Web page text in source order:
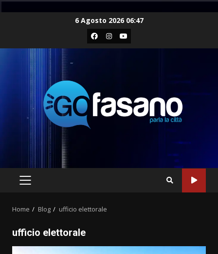
6 Agosto 2026 06:47
Facebook
Instagram
Youtube
PRIMARY
Home Blog ufficio elettorale
ufficio elettorale